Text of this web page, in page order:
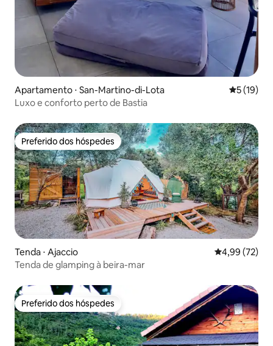
Apartamento ⋅ San-Martino-di-Lota 5 de uma
5 (19)
Luxo e conforto perto de Bastia
Preferido dos hóspedes
Preferido dos hóspedes
Tenda ⋅ Ajaccio 4,99 de uma
4,99 (72)
Tenda de glamping à beira-mar
Preferido dos hóspedes
Preferido dos hóspedes